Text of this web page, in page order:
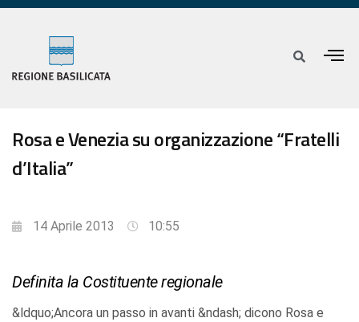
Rosa e Venezia su organizzazione “Fratelli
d’Italia”
14 Aprile 2013 10:55
Definita la Costituente regionale
&ldquo;Ancora un passo in avanti &ndash; dicono Rosa e